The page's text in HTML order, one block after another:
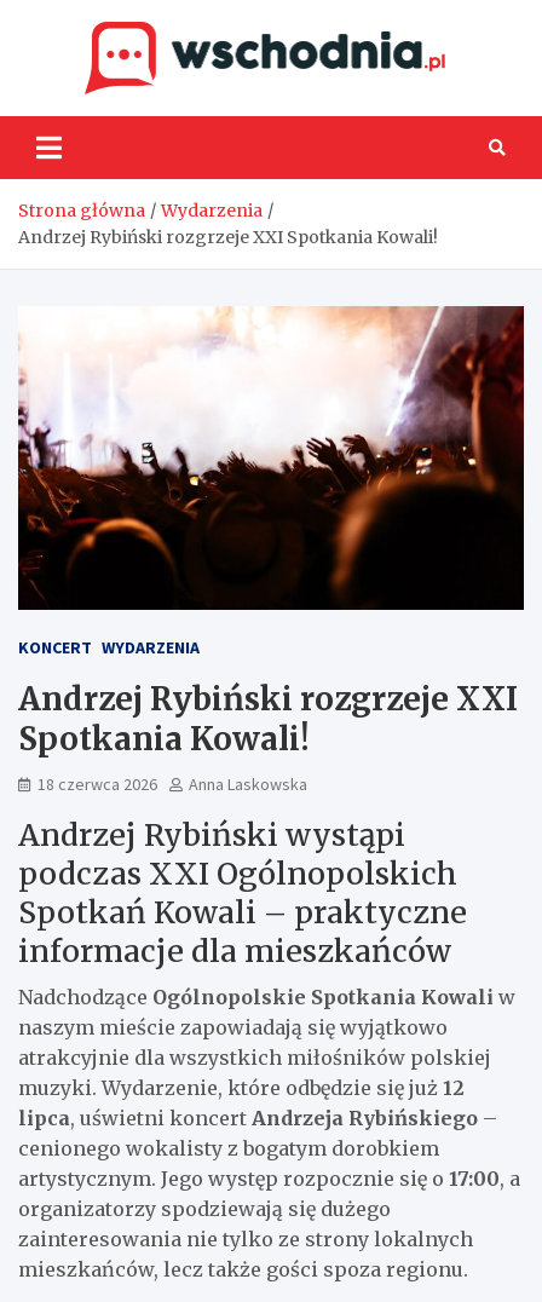
Strona główna
Wydarzenia
Andrzej Rybiński rozgrzeje XXI Spotkania Kowali!
KONCERT WYDARZENIA
Andrzej Rybiński rozgrzeje XXI
Spotkania Kowali!
18 czerwca 2026 Anna Laskowska
Andrzej Rybiński wystąpi
podczas XXI Ogólnopolskich
Spotkań Kowali – praktyczne
informacje dla mieszkańców
Nadchodzące Ogólnopolskie Spotkania Kowali w
naszym mieście zapowiadają się wyjątkowo
atrakcyjnie dla wszystkich miłośników polskiej
muzyki. Wydarzenie, które odbędzie się już 12
lipca, uświetni koncert Andrzeja Rybińskiego –
cenionego wokalisty z bogatym dorobkiem
artystycznym. Jego występ rozpocznie się o 17:00, a
organizatorzy spodziewają się dużego
zainteresowania nie tylko ze strony lokalnych
mieszkańców, lecz także gości spoza regionu.